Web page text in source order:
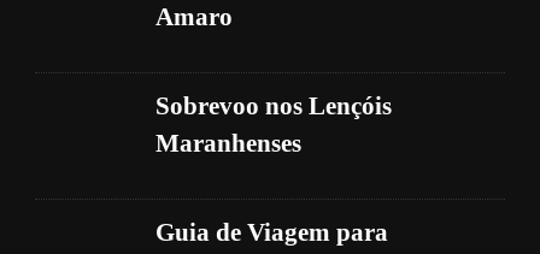
Amaro
Sobrevoo nos Lençóis
Maranhenses
Guia de Viagem para